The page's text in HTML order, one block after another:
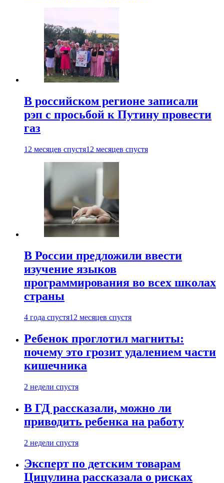
В российском регионе записали
рэп с просьбой к Путину провести
газ
12 месяцев спустя12 месяцев спустя
В России предложили ввести
изучение языков
программирования во всех школах
страны
4 года спустя12 месяцев спустя
Ребенок проглотил магниты:
почему это грозит удалением части
кишечника
2 недели спустя
В ГД рассказали, можно ли
приводить ребенка на работу
2 недели спустя
Эксперт по детским товарам
Цицулина рассказала о рисках